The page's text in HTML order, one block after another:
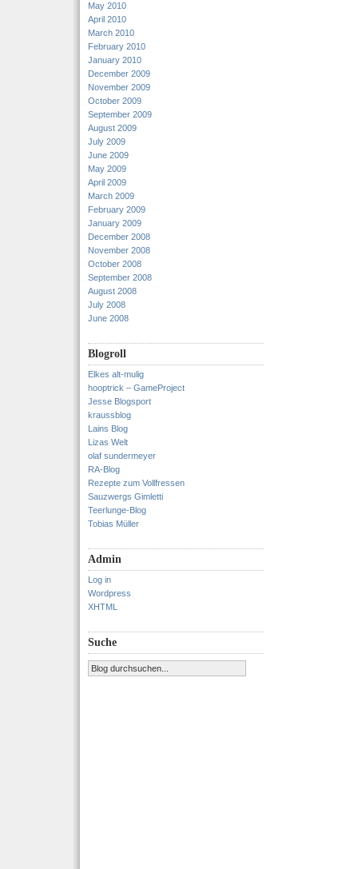
May 2010
April 2010
March 2010
February 2010
January 2010
December 2009
November 2009
October 2009
September 2009
August 2009
July 2009
June 2009
May 2009
April 2009
March 2009
February 2009
January 2009
December 2008
November 2008
October 2008
September 2008
August 2008
July 2008
June 2008
Blogroll
Elkes alt-mulig
hooptrick – GameProject
Jesse Blogsport
kraussblog
Lains Blog
Lizas Welt
olaf sundermeyer
RA-Blog
Rezepte zum Vollfressen
Sauzwergs Gimletti
Teerlunge-Blog
Tobias Müller
Admin
Log in
Wordpress
XHTML
Suche